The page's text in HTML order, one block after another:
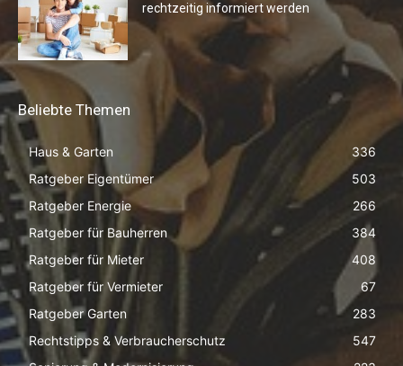
rechtzeitig informiert werden
Beliebte Themen
Haus & Garten
336
Ratgeber Eigentümer
503
Ratgeber Energie
266
Ratgeber für Bauherren
384
Ratgeber für Mieter
408
Ratgeber für Vermieter
67
Ratgeber Garten
283
Rechtstipps & Verbraucherschutz
547